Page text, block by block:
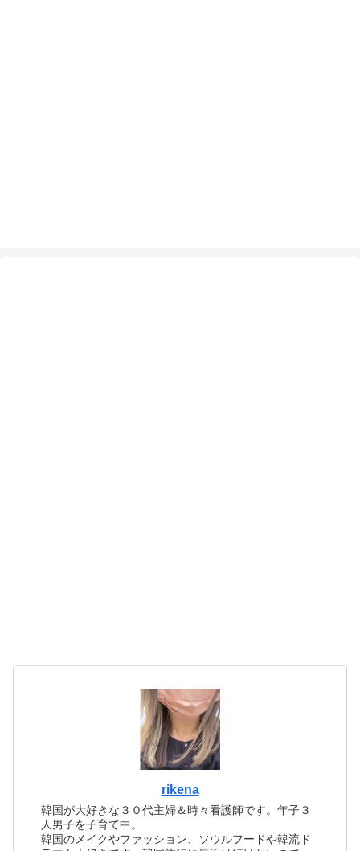
rikena
韓国が大好きな３０代主婦＆時々看護師です。年子３
人男子を子育て中。
韓国のメイクやファッション、ソウルフードや韓流ド